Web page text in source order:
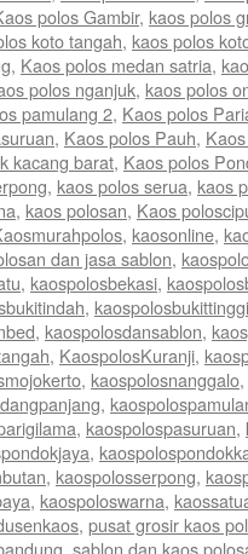
polos Gambir, kaos polos
koto tangah, kaos polos
, Kaos polos medan satria,
polos nganjuk, kaos polos
pamulang 2, Kaos polos
, Kaos polos Pauh,
kacang barat, Kaos polos
, kaos polos serua, kaos
, kaos polosan, Kaos
, kaosonline,
dan jasa sablon,
, kaospolosbekasi,
, kaospolosbukittinggi
, kaospolosdansablon,
, KaospolosKuranji,
, kaospolosnanggalo,
,
, kaospolospasuruan,
,
, kaospolosserpong,
, kaospoloswarna,
, pusat grosir kaos
sablon dan kaos